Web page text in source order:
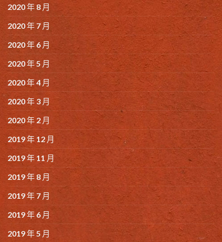
2020 年 8 月
2020 年 7 月
2020 年 6 月
2020 年 5 月
2020 年 4 月
2020 年 3 月
2020 年 2 月
2019 年 12 月
2019 年 11 月
2019 年 8 月
2019 年 7 月
2019 年 6 月
2019 年 5 月